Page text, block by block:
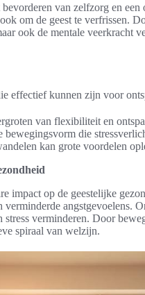
van zelfzorg en
om de geest te verfrissen.
ook de mentale veerkracht
effectief kunnen zijn voor
van flexibiliteit en
bewegingsvorm die
kan grote voordelen
impact op de geestelijke
angstgevoelens.
verminderen. Door
spiraal van welzijn.